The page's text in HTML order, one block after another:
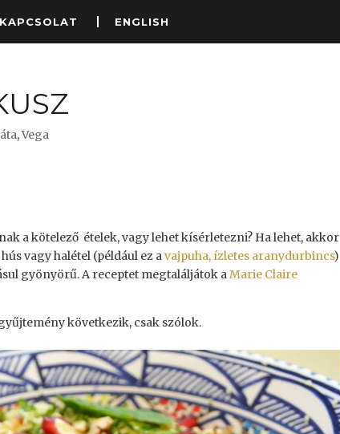
KAPCSOLAT ENGLISH
,Vega
a kötelező ételek, vagy lehet kísérletezni? Ha lehet, akkor
vagy halétel (például ez avajpuha, ízletes aranydurbincs)
gyönyörű. A receptet megtaláljátok aMarie Claire
következik, csak szólok.